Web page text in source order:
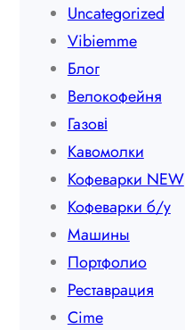
Uncategorized
Vibiemme
Блог
Велокофейня
Газові
Кавомолки
Кофеварки NEW
Кофеварки б/у
Машины
Портфолио
Реставрация
Сime